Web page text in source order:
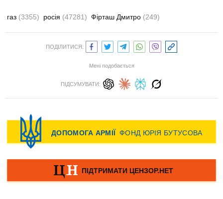
газ (3355) росія (47281) Фірташ Дмитро (249)
ПОДІЛИТИСЯ:
Мені подобається
ПІДСУМУВАТИ: